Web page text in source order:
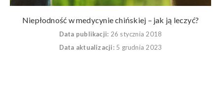
Niepłodność w medycynie chińskiej – jak ją leczyć?
Data publikacji: 26 stycznia 2018
Data aktualizacji: 5 grudnia 2023